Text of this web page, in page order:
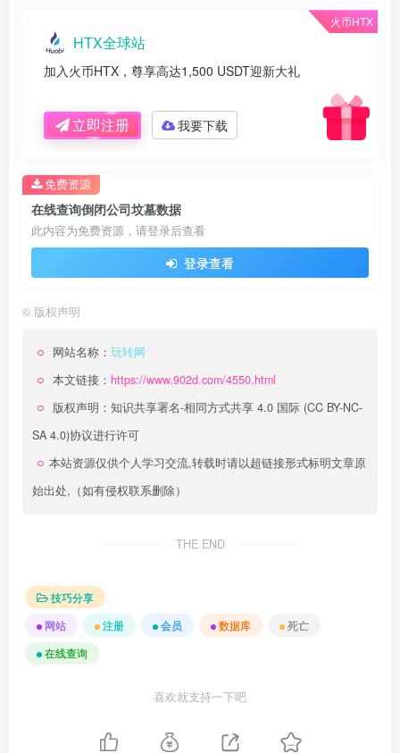
火币HTX
HTX全球站
加入火币HTX，尊享高达1,500 USDT迎新大礼
立即注册 我要下载
在线查询倒闭公司坟墓数据
此内容为免费资源，请登录后查看
登录查看
免费资源
© 版权声明
网站名称： 玩转网
本文链接： https://www.902d.com/4550.html
版权声明： 知识共享署名-相同方式共享 4.0 国际 (CC BY-NC-
SA 4.0)协议进行许可
本站资源仅供个人学习交流,转载时请以超链接形式标明文章原
始出处,（如有侵权联系删除）
THE END
技巧分享
网站
注册 会员 数据库
死亡
在线查询
喜欢就支持一下吧